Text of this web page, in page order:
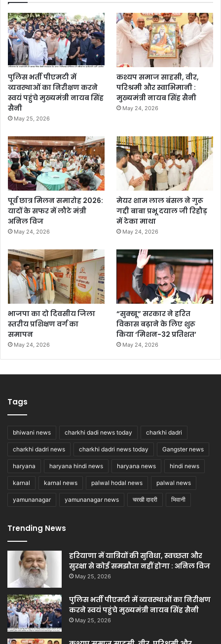
पुलिस भर्ती पीएमटी में
व्यवस्थाओं का निरीक्षण करने
स्वयं पहुंचे मुख्यमंत्री नायब सिंह
सैनी
May 25, 2026
कश्यप समाज साहसी, वीर,
परिश्रमी और स्वाभिमानी :
मुख्यमंत्री नायब सिंह सैनी
May 24, 2026
पूर्व छात्र मिलन समारोह 2026:
यादों के सफर में लौटे मंत्री
अनिल विज
May 24, 2026
मेयर शाम लाल बंसल ने गुरू
गद्दी बाबा प्रभू दयाल जी रिहौड़
में टेका माथा
May 24, 2026
भाजपा का दो दिवसीय जिला
स्तरीय प्रशिक्षण वर्ग का
समापन
May 24, 2026
“सुक्खू” सरकार ने हरित
विकास बढ़ाने के लिए शुरू
किया ‘मिशन-32 प्रतिशत’
May 24, 2026
Tags
bhiwani news charkhi dadi news today charkhi dadri
charkhi dadri news charkhi dadri news today Gangster news
haryana haryana hindi news haryana news hindi news
karnal karnal news palwal hodal news palwal news
yamunanagar yamunanagar news चरखी दादरी भिवानी
Trending News
हरियाणा में यात्रियों की सुविधा, स्वच्छता और
सुरक्षा से कोई समझौता नहीं होगा : अनिल विज
May 25, 2026
पुलिस भर्ती पीएमटी में व्यवस्थाओं का निरीक्षण
करने स्वयं पहुंचे मुख्यमंत्री नायब सिंह सैनी
May 25, 2026